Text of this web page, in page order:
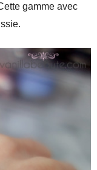
gamme avec